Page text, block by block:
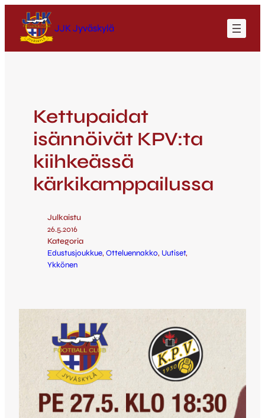
JJK Jyväskylä
Kettupaidat
isännöivät KPV:ta
kiihkeässä
kärkikamppailussa
Julkaistu
26.5.2016
Kategoria
Edustusjoukkue, Otteluennakko, Uutiset
Ykkönen